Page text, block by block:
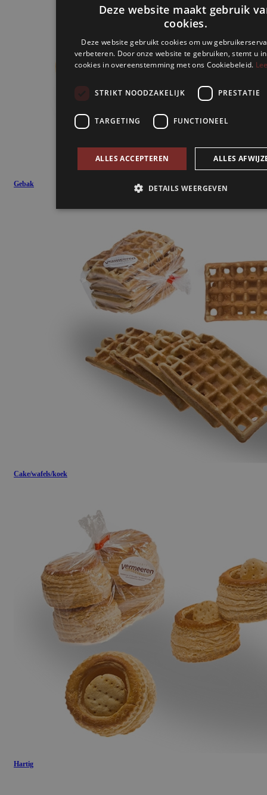
Gebak
Cake/wafels/koek
Hartig